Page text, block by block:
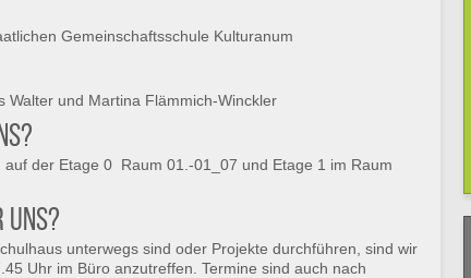
Gemeinschaftsschule Kulturanum
Walter und Martina Flämmich-Winckler
auf der Etage 0 Raum 01.-01_07 und Etage 1 im Raum
unterwegs sind oder Projekte durchführen, sind wir
Uhr im Büro anzutreffen. Termine sind auch nach